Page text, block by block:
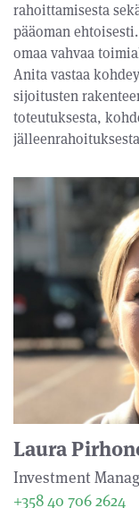
rahoittamisesta
pääoman
omaa vahvaa
Anita vastaa
sijoitusten
toteutuksesta,
Laura
Investment
+358 40 706 2624